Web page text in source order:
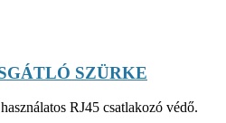
SZÜRKE
RJ45 csatlakozó védő.